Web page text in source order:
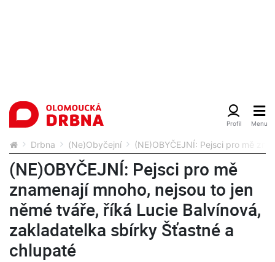
Drbna (Ne)Obyčejní (NE)OBYČEJNÍ: Pejsci pro mě
(NE)OBYČEJNÍ: Pejsci pro mě
znamenají mnoho, nejsou to jen
němé tváře, říká Lucie Balvínová,
zakladatelka sbírky Šťastné a
chlupaté